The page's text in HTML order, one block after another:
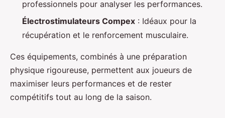
professionnels pour analyser les performances.
Électrostimulateurs Compex : Idéaux pour la
récupération et le renforcement musculaire.
Ces équipements, combinés à une préparation
physique rigoureuse, permettent aux joueurs de
maximiser leurs performances et de rester
compétitifs tout au long de la saison.